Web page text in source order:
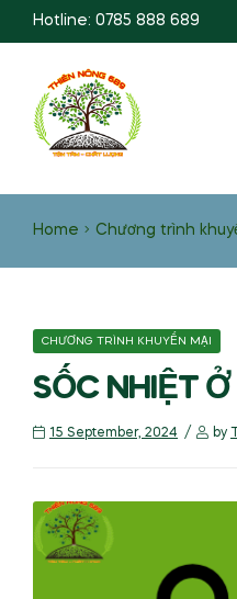
Hotline: 0785 888 689
Home Chương trình
CHƯƠNG TRÌNH KHUYẾN MẠI
SỐC NHIỆT
15 September, 2024 by